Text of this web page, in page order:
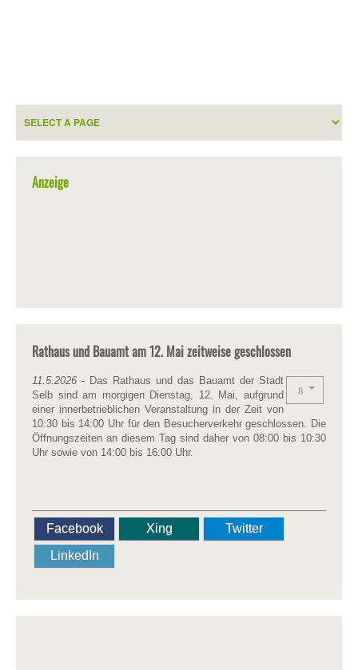
Anzeige
Rathaus und Bauamt am 12. Mai zeitweise geschlossen
11.5.2026 - Das Rathaus und das Bauamt der Stadt
Selb sind am morgigen Dienstag, 12. Mai, aufgrund
einer innerbetrieblichen Veranstaltung in der Zeit von
10:30 bis 14:00 Uhr für den Besucherverkehr geschlossen. Die
Öffnungszeiten an diesem Tag sind daher von 08:00 bis 10:30
Uhr sowie von 14:00 bis 16:00 Uhr.
Facebook Xing
Twitter
LinkedIn